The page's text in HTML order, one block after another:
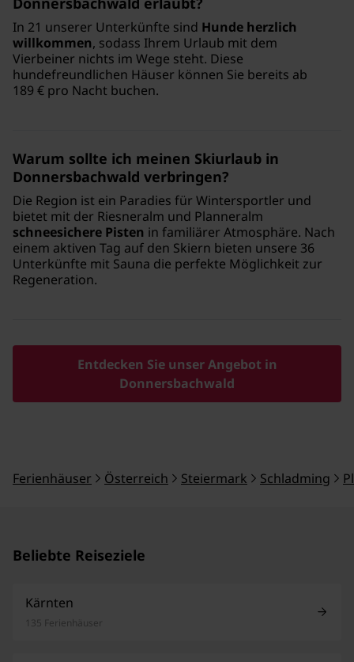
In 21 unserer Unterkünfte sind Hunde herzlich
willkommen, sodass Ihrem Urlaub mit dem
Vierbeiner nichts im Wege steht. Diese
hundefreundlichen Häuser können Sie bereits ab
189 € pro Nacht buchen.
Warum sollte ich meinen Skiurlaub in
Donnersbachwald verbringen?
Die Region ist ein Paradies für Wintersportler und
bietet mit der Riesneralm und Planneralm
schneesichere Pisten in familiärer Atmosphäre. Nach
einem aktiven Tag auf den Skiern bieten unsere 36
Unterkünfte mit Sauna die perfekte Möglichkeit zur
Regeneration.
Entdecken Sie unser Angebot in
Donnersbachwald
Ferienhäuser Österreich Steiermark Schladming
Beliebte Reiseziele
Kärnten
135 Ferienhäuser